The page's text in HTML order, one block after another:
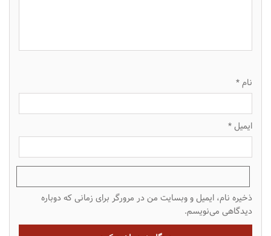
نام*
ایمیل*
ذخیره نام، ایمیل و وبسایت من در مرورگر برای زمانی که دوباره
دیدگاهی می‌نویسم.